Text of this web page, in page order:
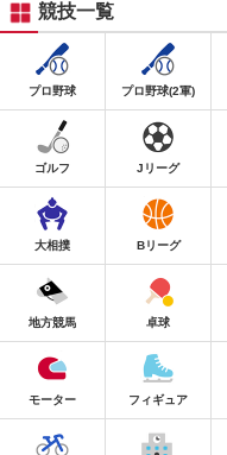
競技一覧
プロ野球 プロ野球(2軍)
ゴルフ Jリーグ
大相撲 Bリーグ
地方競馬 卓球
モーター フィギュア